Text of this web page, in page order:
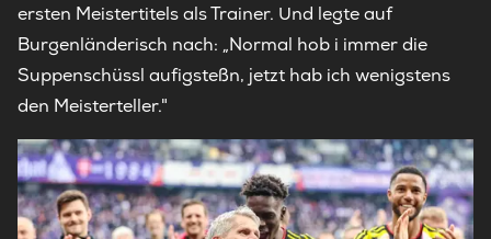
ersten Meistertitels als Trainer. Und legte auf
Burgenländerisch nach: „Normal hob i immer die
Suppenschüssl aufigsteßn, jetzt hab ich wenigstens
den Meisterteller."